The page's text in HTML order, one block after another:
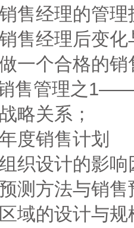
售经理的管理
售经理后变
一个合格的销
管理之1——
略关系；
度销售计划
织设计的影
测方法与销售
域的设计与规